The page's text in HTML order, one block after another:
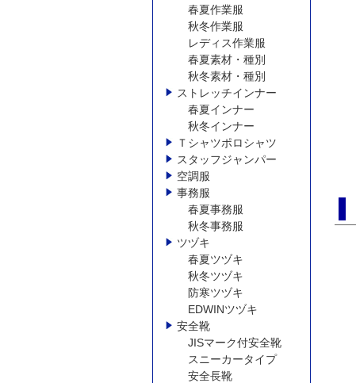
春夏作業服
秋冬作業服
レディス作業服
春夏素材・種別
秋冬素材・種別
ストレッチインナー
春夏インナー
秋冬インナー
Ｔシャツポロシャツ
スタッフジャンパー
空調服
事務服
春夏事務服
秋冬事務服
ツヅキ
春夏ツヅキ
秋冬ツヅキ
防寒ツヅキ
EDWINツヅキ
安全靴
JISマーク付安全靴
スニーカータイプ
安全長靴